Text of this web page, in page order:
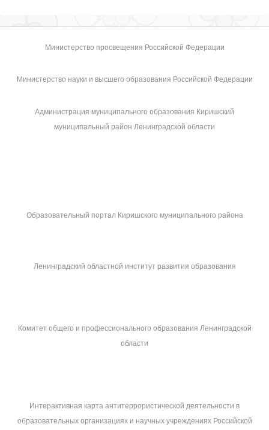
Министерство просвещения Российской Федерации
Министерство науки и высшего образования Российской Федерации
Администрация муниципального образования Киришский
муниципальный район Ленинградской области
Образовательный портал Киришского муниципального района
Ленинградский областной институт развития образования
Комитет общего и профессионального образования Ленинградской
области
Интерактивная карта антитеррористической деятельности в
образовательных организациях и научных учреждениях Российской